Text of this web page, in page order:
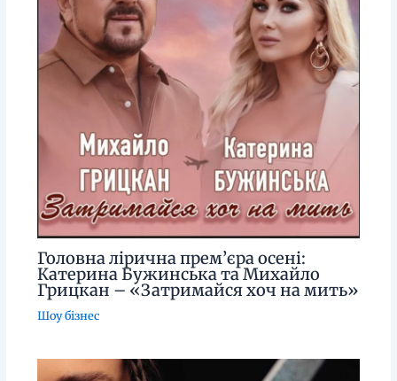
Головна лірична прем’єра осені:
Катерина Бужинська та Михайло
Грицкан – «Затримайся хоч на мить»
Шоу бізнес